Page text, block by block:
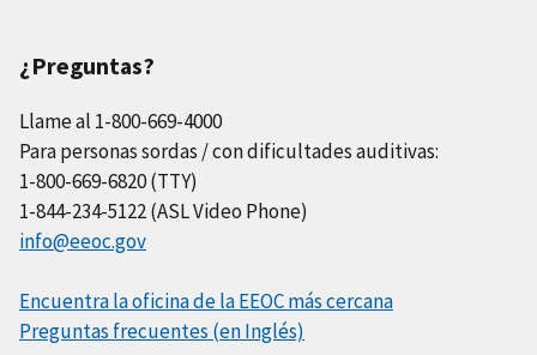
¿Preguntas?
Llame al 1-800-669-4000
Para personas sordas / con dificultades auditivas:
1-800-669-6820 (TTY)
1-844-234-5122 (ASL Video Phone)
info@eeoc.gov
Encuentra la oficina de la EEOC más cercana
Preguntas frecuentes (en Inglés)